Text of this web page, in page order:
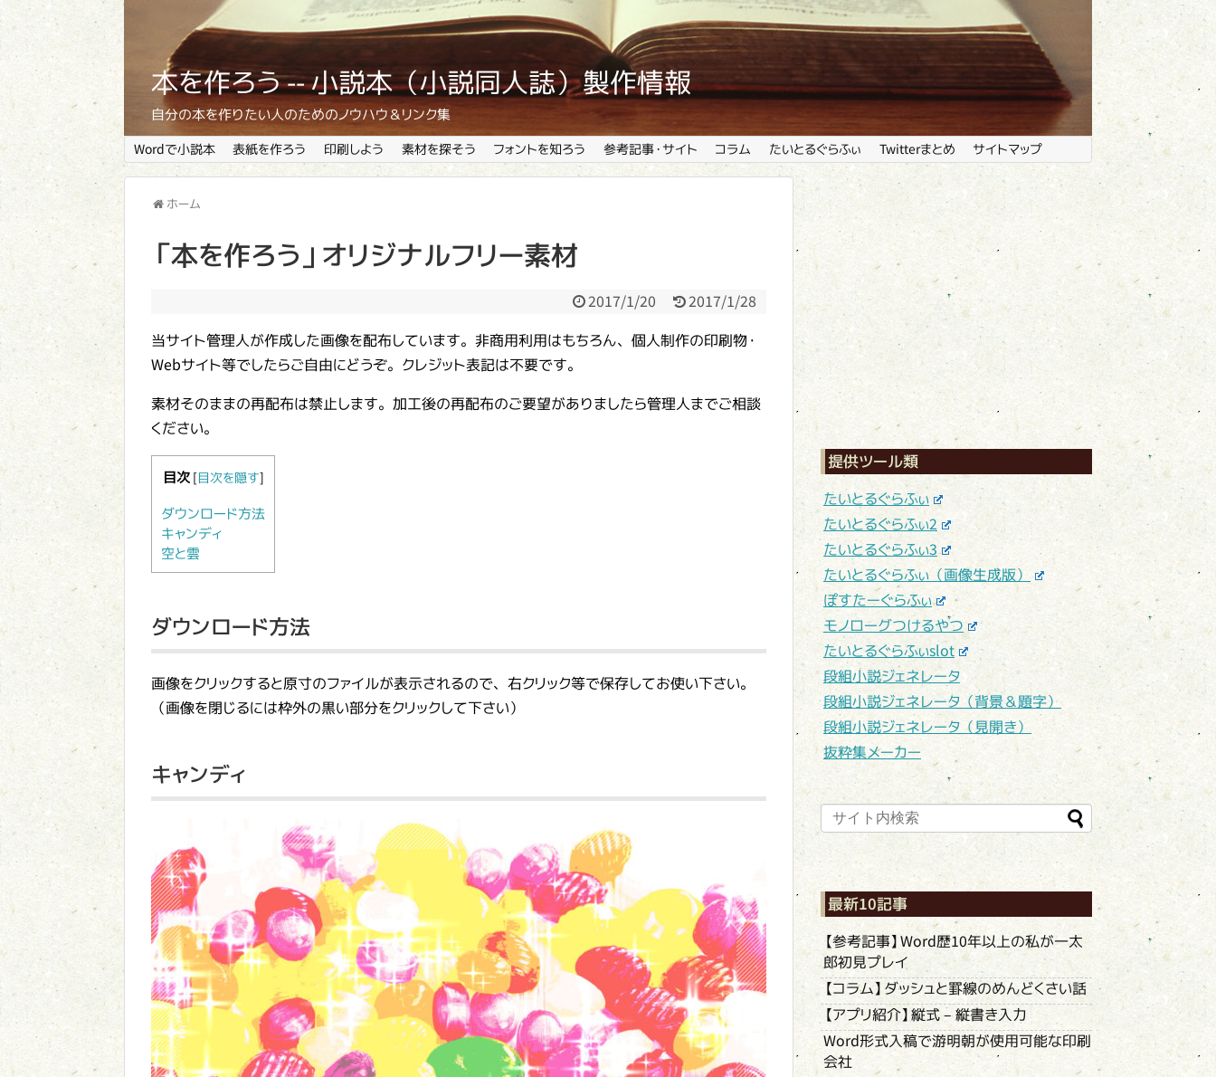
本を作ろう -- 小説本（小説同人誌）製作情報
自分の本を作りたい人のためのノウハウ＆リンク集
Wordで小説本 表紙を作ろう 印刷しよう 素材を探そう フォントを知ろう 参考記事・サイト コラム たいとるぐらふぃ Twitterまとめ サイトマップ
ホーム
「本を作ろう」オリジナルフリー素材
2017/1/20
2017/1/28
当サイト管理人が作成した画像を配布しています。非商用利用はもちろん、個人制作の印刷物・
Webサイト等でしたらご自由にどうぞ。クレジット表記は不要です。
素材そのままの再配布は禁止します。加工後の再配布のご要望がありましたら管理人までご相談
ください。
目次 [目次を隠す]
ダウンロード方法
キャンディ
空と雲
ダウンロード方法
画像をクリックすると原寸のファイルが表示されるので、右クリック等で保存してお使い下さい。
（画像を閉じるには枠外の黒い部分をクリックして下さい）
キャンディ
提供ツール類
たいとるぐらふぃ
たいとるぐらふぃ2
たいとるぐらふぃ3
たいとるぐらふぃ（画像生成版）
ぽすたーぐらふぃ
モノローグつけるやつ
たいとるぐらふぃslot
段組小説ジェネレータ
段組小説ジェネレータ（背景＆題字）
段組小説ジェネレータ（見開き）
抜粋集メーカー
最新10記事
【参考記事】Word歴10年以上の私が一太
郎初見プレイ
【コラム】ダッシュと罫線のめんどくさい話
【アプリ紹介】縦式 – 縦書き入力
Word形式入稿で游明朝が使用可能な印刷
会社